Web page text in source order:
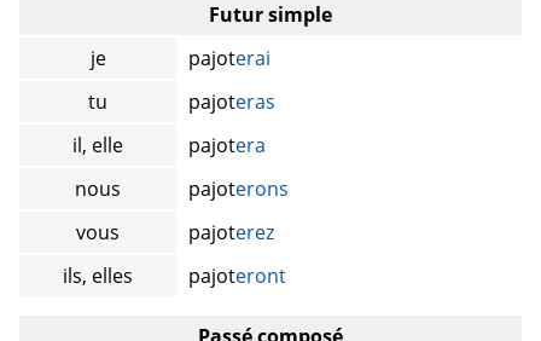
Futur simple
je
pajoterai
tu
pajoteras
il, elle
pajotera
nous
pajoterons
vous
pajoterez
ils, elles
pajoteront